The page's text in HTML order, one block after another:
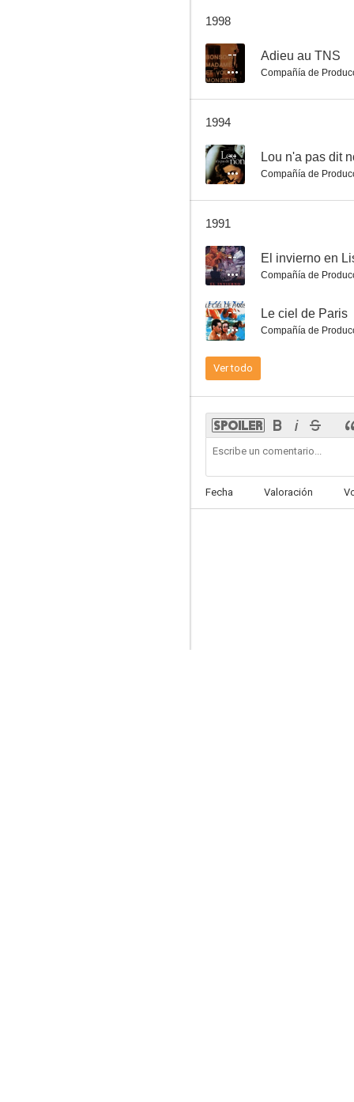
--
--
1998
-- Adieu au TNS
Compañía de
1994
--
Compañía de
1991
-- El invierno en
Compañía de
-- Le ciel de Paris
Compañía de
Ver todo
Fecha Valoración